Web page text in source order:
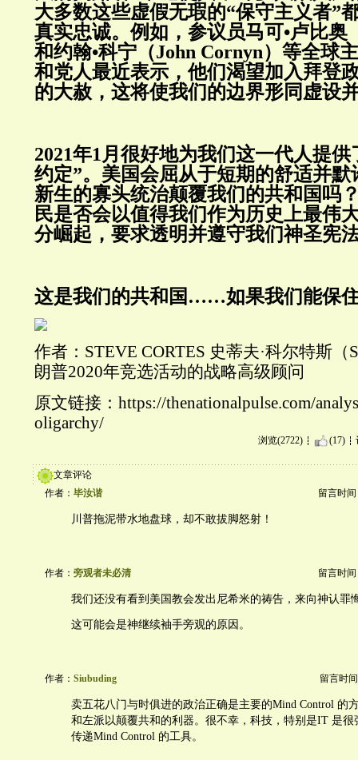
大多数这些虚假无瑕的“保守主义者”
真实忠诚。例如，参议员马可•卢比奥
和约翰•科宁（John Cornyn）等全球
和党人最近表示，他们渴望加入拜登
的大赦，这将使我们的边界形同虚设
2021年1月很好地为我们这一代人提
约定”。美国会屈从于短期的舒适并
新生的寡头统治颠覆我们的共和国吗
民是否会以值得我们作为历史上最伟
分崛起，要求透明并遵守我们神圣宪
这是我们的共和国……如果我们能保
作者：STEVE CORTES 史蒂夫·科尔特斯（
朗普2020年竞选活动的战略高级顾问
原文链接：https://thenationalpulse.com/
oligarchy/
浏览(2722) (17)
文章评论
作者： 毕汝谐 留言时间
川普拖泥带水地盘球，却不敢拔脚怒射！
作者： 旁观者未必清 留言时间
我们还没有看到美国教会发出尼希米的祷告，来向神认罪
这可能会是神继续袖手旁观的原因。
作者： Siubuding 留言时
卖五花八门与时俱进的政治正确是主要的Mind Control 的
和左派以颠覆共和的利器。很不幸，科技，特别是IT 是很
传递Mind Control 的工具。